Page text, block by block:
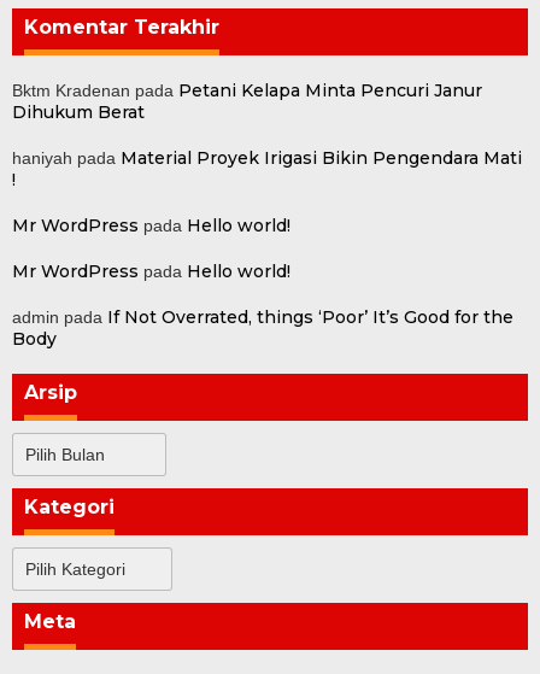
Komentar Terakhir
Bktm Kradenan pada Petani Kelapa Minta Pencuri Janur
Dihukum Berat
haniyah pada Material Proyek Irigasi Bikin Pengendara Mati
!
Mr WordPress pada Hello world!
Mr WordPress pada Hello world!
admin pada If Not Overrated, things ‘Poor’ It’s Good for the
Body
Arsip
Arsip
Kategori
Kategori
Meta